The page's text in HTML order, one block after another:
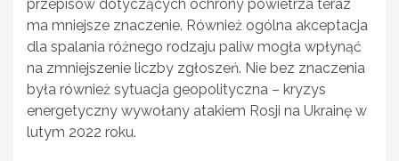
przepisów dotyczących ochrony powietrza teraz
ma mniejsze znaczenie. Również ogólna akceptacja
dla spalania różnego rodzaju paliw mogła wpłynąć
na zmniejszenie liczby zgłoszeń. Nie bez znaczenia
była również sytuacja geopolityczna – kryzys
energetyczny wywołany atakiem Rosji na Ukrainę w
lutym 2022 roku.